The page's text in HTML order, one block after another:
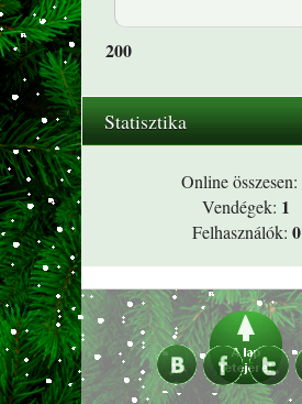
200
Statisztika
Online összesen:
Vendégek: 1
Felhasználók: 0